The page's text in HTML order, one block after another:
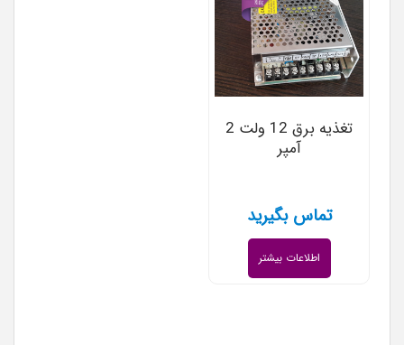
تغذیه برق 12 ولت 2
آمپر
تماس بگیرید
اطلاعات بیشتر